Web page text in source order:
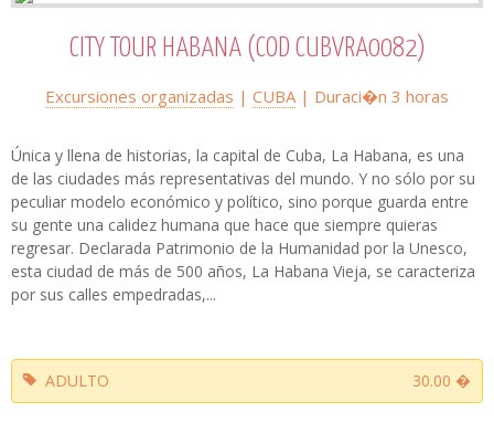
CITY TOUR HABANA (COD CUBVRA0082)
Excursiones organizadas | CUBA| Duraci�n 3 horas
Única y llena de historias, la capital de Cuba, La Habana, es una
de las ciudades más representativas del mundo. Y no sólo por su
peculiar modelo económico y político, sino porque guarda entre
su gente una calidez humana que hace que siempre quieras
regresar. Declarada Patrimonio de la Humanidad por la Unesco,
esta ciudad de más de 500 años, La Habana Vieja, se caracteriza
por sus calles empedradas,...
ADULTO 30.00 �